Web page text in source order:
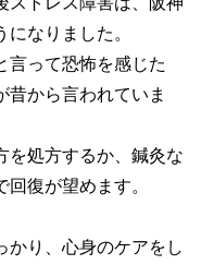
なりました。
言って恐怖を感じた
から言われていま
を処方するか、鍼灸な
復が望めます。
かり、心身のケアをし